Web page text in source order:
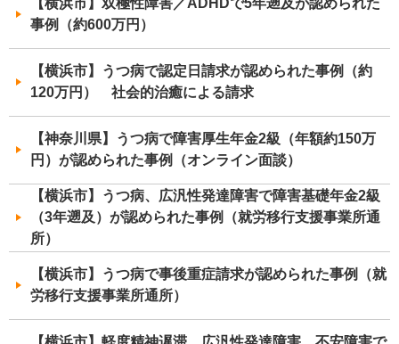
【横浜市】双極性障害／ADHDで5年遡及が認められた
事例（約600万円）
【横浜市】うつ病で認定日請求が認められた事例（約
120万円） 社会的治癒による請求
【神奈川県】うつ病で障害厚生年金2級（年額約150万
円）が認められた事例（オンライン面談）
【横浜市】うつ病、広汎性発達障害で障害基礎年金2級
（3年遡及）が認められた事例（就労移行支援事業所通
所）
【横浜市】うつ病で事後重症請求が認められた事例（就
労移行支援事業所通所）